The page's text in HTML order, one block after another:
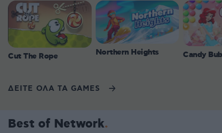
Cut The Rope Northern Heights Candy
ΔΕΙΤΕ ΟΛΑ ΤΑ GAMES
Best of Network